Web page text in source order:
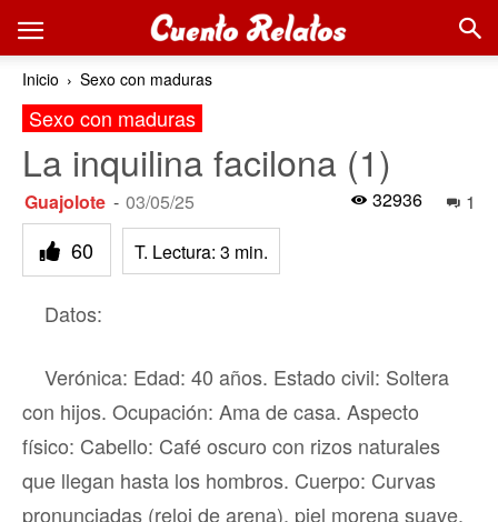
Inicio Sexo con maduras
Sexo con maduras
La inquilina facilona (1)
Guajolote - 03/05/25 1
32936
60 T. Lectura: 3 min.
Datos:
Verónica: Edad: 40 años. Estado civil: Soltera
con hijos. Ocupación: Ama de casa. Aspecto
físico: Cabello: Café oscuro con rizos naturales
que llegan hasta los hombros. Cuerpo: Curvas
pronunciadas (reloj de arena), piel morena suave.